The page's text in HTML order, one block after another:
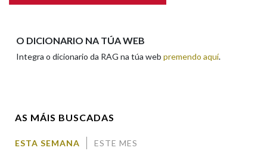
O DICIONARIO NA TÚA WEB
Integra o dicionario da RAG na túa web premendo aquí.
AS MÁIS BUSCADAS
ESTA SEMANA ESTE MES